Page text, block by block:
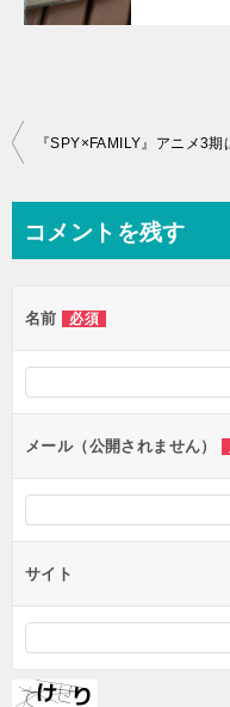
投
ビ
ー
シ
ン
コメントを残す
名前 必須
メール（公開されません）
サイト